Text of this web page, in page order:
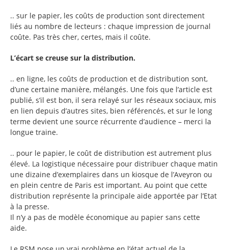
.. sur le papier, les coûts de production sont directement
liés au nombre de lecteurs : chaque impression de journal
coûte. Pas très cher, certes, mais il coûte.
L’écart se creuse sur la distribution.
.. en ligne, les coûts de production et de distribution sont,
d’une certaine manière, mélangés. Une fois que l’article est
publié, s’il est bon, il sera relayé sur les réseaux sociaux, mis
en lien depuis d’autres sites, bien référencés, et sur le long
terme devient une source récurrente d’audience – merci la
longue traine.
.. pour le papier, le coût de distribution est autrement plus
élevé. La logistique nécessaire pour distribuer chaque matin
une dizaine d’exemplaires dans un kiosque de l’Aveyron ou
en plein centre de Paris est important. Au point que cette
distribution représente la principale aide apportée par l’Etat
à la presse.
Il n’y a pas de modèle économique au papier sans cette
aide.